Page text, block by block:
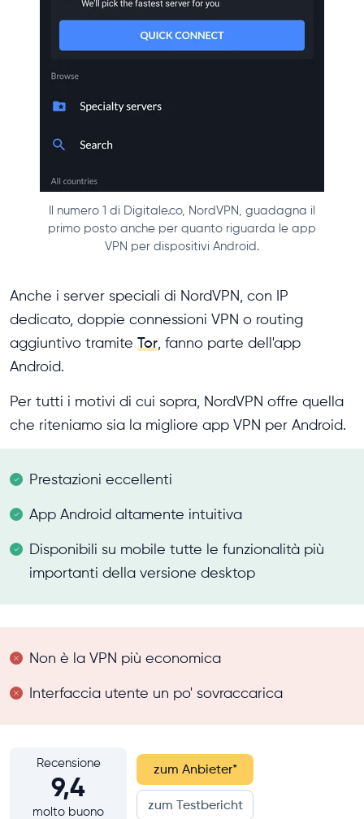
Il numero 1 di Digitale.co, NordVPN, guadagna il
primo posto anche per quanto riguarda le app
VPN per dispositivi Android.
Anche i server speciali di NordVPN, con IP
dedicato, doppie connessioni VPN o routing
aggiuntivo tramite Tor, fanno parte dell'app
Android.
Per tutti i motivi di cui sopra, NordVPN offre quella
che riteniamo sia la migliore app VPN per Android.
Prestazioni eccellenti
App Android altamente intuitiva
Disponibili su mobile tutte le funzionalità più
importanti della versione desktop
Non è la VPN più economica
Interfaccia utente un po' sovraccarica
Recensione
9,4
molto buono
zum Anbieter*
zum Testbericht